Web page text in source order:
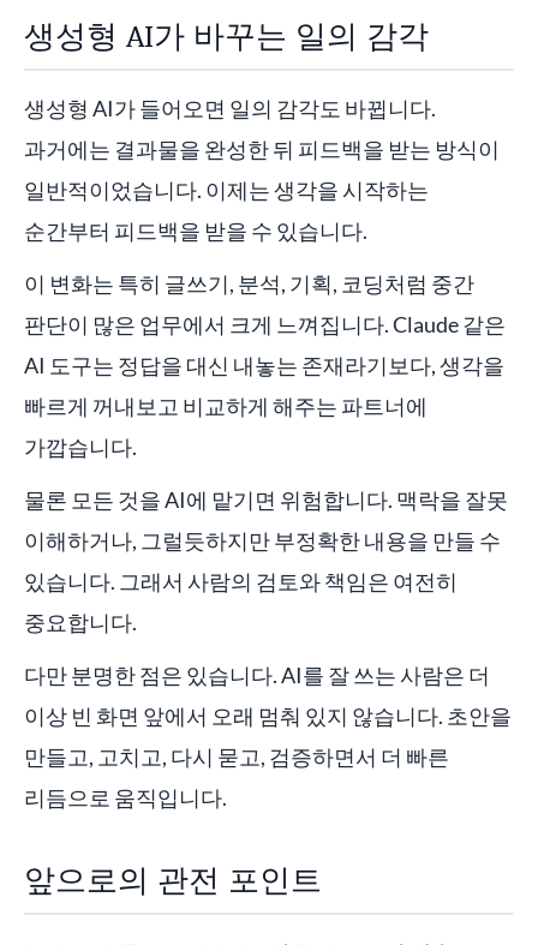
생성형 AI가 바꾸는 일의 감각
생성형 AI가 들어오면 일의 감각도 바뀝니다.
과거에는 결과물을 완성한 뒤 피드백을 받는 방식이
일반적이었습니다. 이제는 생각을 시작하는
순간부터 피드백을 받을 수 있습니다.
이 변화는 특히 글쓰기, 분석, 기획, 코딩처럼 중간
판단이 많은 업무에서 크게 느껴집니다. Claude 같은
AI 도구는 정답을 대신 내놓는 존재라기보다, 생각을
빠르게 꺼내보고 비교하게 해주는 파트너에
가깝습니다.
물론 모든 것을 AI에 맡기면 위험합니다. 맥락을 잘못
이해하거나, 그럴듯하지만 부정확한 내용을 만들 수
있습니다. 그래서 사람의 검토와 책임은 여전히
중요합니다.
다만 분명한 점은 있습니다. AI를 잘 쓰는 사람은 더
이상 빈 화면 앞에서 오래 멈춰 있지 않습니다. 초안을
만들고, 고치고, 다시 묻고, 검증하면서 더 빠른
리듬으로 움직입니다.
앞으로의 관전 포인트